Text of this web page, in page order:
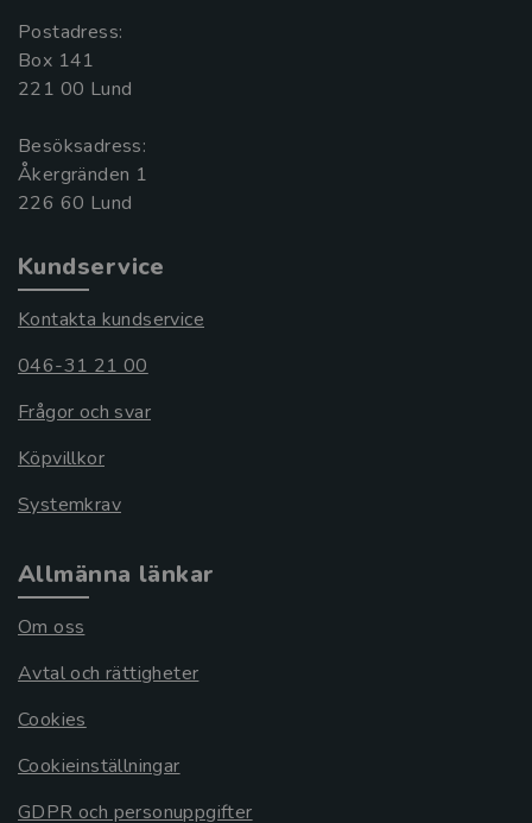
Postadress:
Box 141
221 00 Lund
Besöksadress:
Åkergränden 1
Kundservice
Kontakta kundservice
046-31 21 00
Frågor och svar
Köpvillkor
Systemkrav
Allmänna länkar
Om oss
Avtal och rättigheter
Cookies
Cookieinställningar
GDPR och personuppgifter